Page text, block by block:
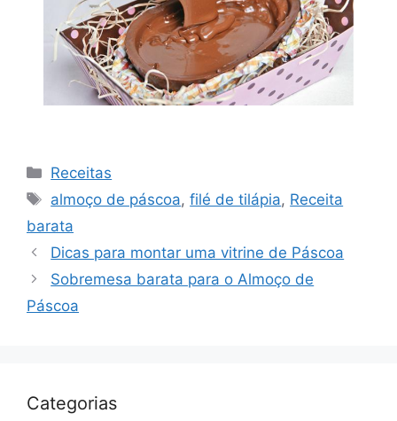
Categorias
Receitas
Tags
almoço de páscoa,filé de tilápia, Receita
barata
Navegação
de
Dicas para montar uma vitrine de Páscoa
Sobremesa barata para o Almoço de
Páscoa
Categorias